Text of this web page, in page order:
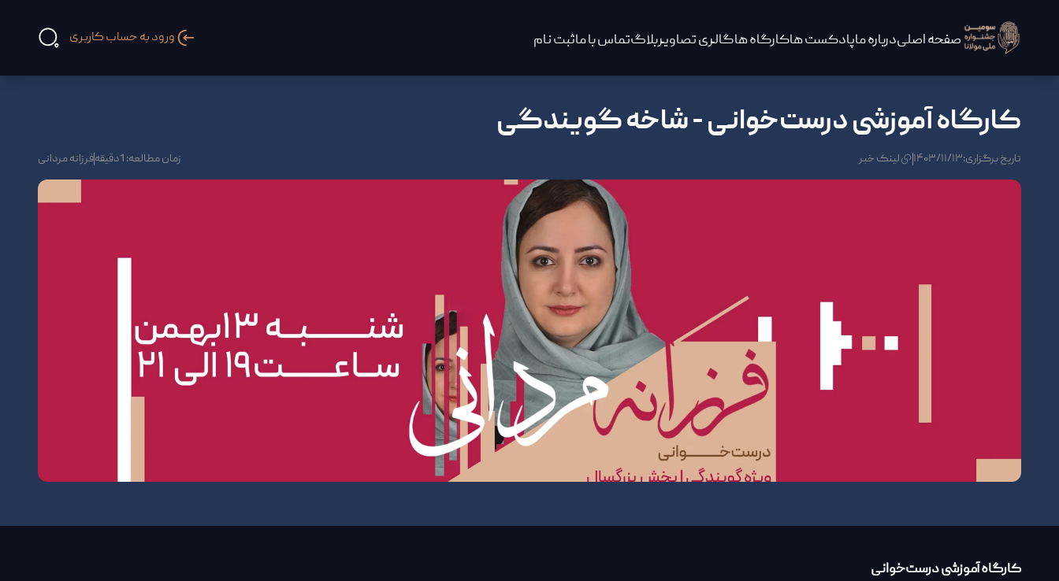
صفحه اصلیدرباره ماپادکست هاکارگاه هاگالری تصاویربلاگتماس با ماثبت نام ورود به حساب کاربری
کارگاه آموزشی درست‌خوانی - شاخه گویندگی
تاریخ برگزاری:۱۴۰۳/۱۱/۱۳ لینک خبر زمان مطالعه: 1دقیقه فرزانه مردانی
کارگاه آموزشی درست‌خوانی